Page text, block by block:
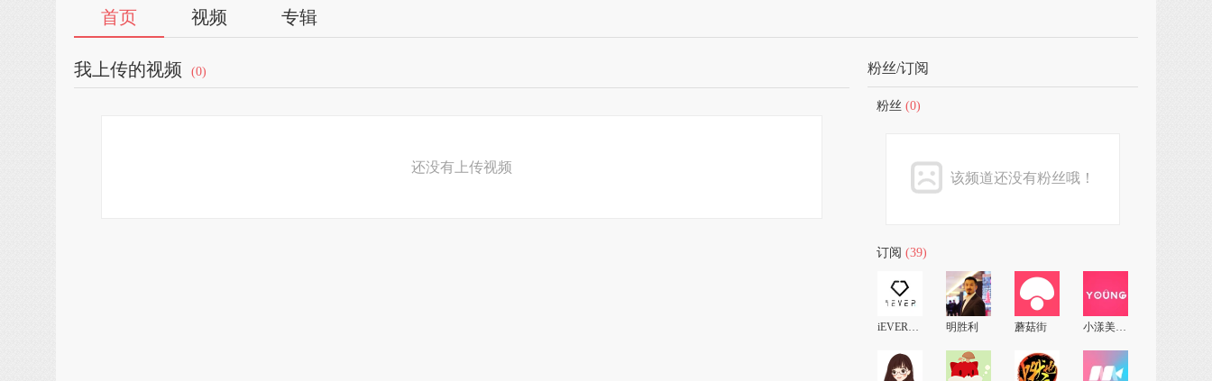
首页 视频 专辑
我上传的视频 (0)
还没有上传视频
粉丝/订阅
粉丝 (0)
该频道还没有粉丝哦！
订阅 (39)
iEVER美课 明胜利 蘑菇街 小漾美人计